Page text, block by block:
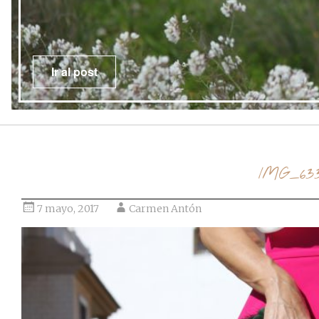
Ir al post
7 mayo, 2017 Carmen Antón